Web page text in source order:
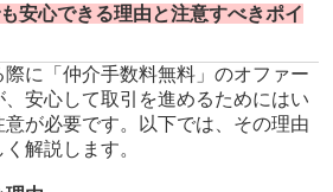
安心できる理由と注意すべきポイ
に「仲介手数料無料」のオファー
安心して取引を進めるためにはい
意が必要です。以下では、その理由
解説します。